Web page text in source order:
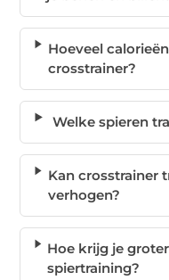
Hoeveel
crosstrainer?
Welke spieren
Kan crosstrainer
verhogen?
Hoe krijg je
spiertraining?